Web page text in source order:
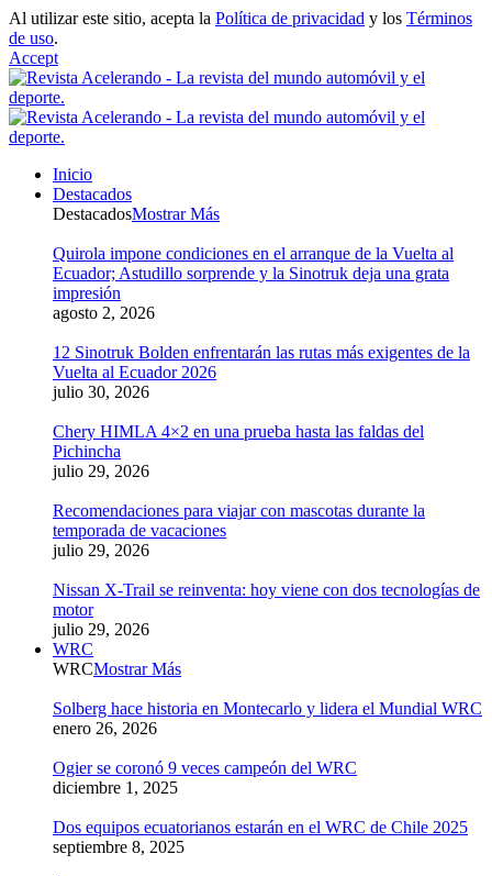
Al utilizar este sitio, acepta la Política de privacidad y los Términos
de uso.
Accept
Inicio
Destacados
DestacadosMostrar Más
Quirola impone condiciones en el arranque de la Vuelta al
Ecuador; Astudillo sorprende y la Sinotruk deja una grata
impresión
agosto 2, 2026
12 Sinotruk Bolden enfrentarán las rutas más exigentes de la
Vuelta al Ecuador 2026
julio 30, 2026
Chery HIMLA 4×2 en una prueba hasta las faldas del
Pichincha
julio 29, 2026
Recomendaciones para viajar con mascotas durante la
temporada de vacaciones
julio 29, 2026
Nissan X-Trail se reinventa: hoy viene con dos tecnologías de
motor
julio 29, 2026
WRC
WRCMostrar Más
Solberg hace historia en Montecarlo y lidera el Mundial WRC
enero 26, 2026
Ogier se coronó 9 veces campeón del WRC
diciembre 1, 2025
Dos equipos ecuatorianos estarán en el WRC de Chile 2025
septiembre 8, 2025